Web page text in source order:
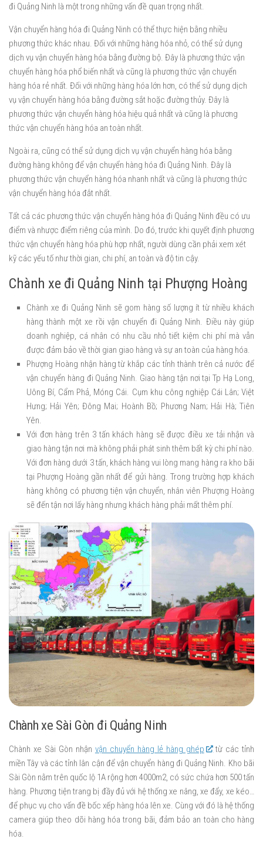
đi Quảng Ninh là một trong những vấn đề quan trọng nhất.
Vận chuyển hàng hóa đi Quảng Ninh có thể thực hiện bằng nhiều
phương thức khác nhau. Đối với những hàng hóa nhỏ, có thể sử dụng
dịch vụ vận chuyển hàng hóa bằng đường bộ. Đây là phương thức vận
chuyển hàng hóa phổ biến nhất và cũng là phương thức vận chuyển
hàng hóa rẻ nhất. Đối với những hàng hóa lớn hơn, có thể sử dụng dịch
vụ vận chuyển hàng hóa bằng đường sắt hoặc đường thủy. Đây là
phương thức vận chuyển hàng hóa hiệu quả nhất và cũng là phương
thức vận chuyển hàng hóa an toàn nhất.
Ngoài ra, cũng có thể sử dụng dịch vụ vận chuyển hàng hóa bằng
đường hàng không để vận chuyển hàng hóa đi Quảng Ninh. Đây là
phương thức vận chuyển hàng hóa nhanh nhất và cũng là phương thức
vận chuyển hàng hóa đắt nhất.
Tất cả các phương thức vận chuyển hàng hóa đi Quảng Ninh đều có ưu
điểm và nhược điểm riêng của mình. Do đó, trước khi quyết định phương
thức vận chuyển hàng hóa phù hợp nhất, người dùng cần phải xem xét
kỹ các yếu tố như thời gian, chi phí, an toàn và độ tin cậy.
Chành xe đi Quảng Ninh tại Phượng Hoàng
Chành xe đi Quảng Ninh sẽ gom hàng số lượng ít từ nhiều khách
hàng thành một xe rồi vận chuyển đi Quảng Ninh. Điều này giúp
doanh nghiệp, cá nhân có nhu cầu nhỏ tiết kiệm chi phí mà vẫn
được đảm bảo về thời gian giao hàng và sự an toàn của hàng hóa.
Phượng Hoàng nhận hàng từ khắp các tỉnh thành trên cả nước để
vận chuyển hàng đi Quảng Ninh. Giao hàng tận nơi tại Tp Hạ Long,
Uông Bí, Cẩm Phả, Móng Cái. Cụm khu công nghiệp Cái Lân; Việt
Hưng; Hải Yên; Đông Mai; Hoành Bồ; Phương Nam; Hải Hà; Tiên
Yên.
Với đơn hàng trên 3 tấn khách hàng sẽ được điều xe tải nhận và
giao hàng tận nơi mà không phải phát sinh thêm bất kỳ chi phí nào.
Với đơn hàng dưới 3 tấn, khách hàng vui lòng mang hàng ra kho bãi
tại Phượng Hoàng gần nhất để gửi hàng. Trong trường hợp khách
hàng không có phương tiện vận chuyển, nhân viên Phượng Hoàng
sẽ đến tận nơi lấy hàng nhưng khách hàng phải mất thêm phí.
Chành xe Sài Gòn đi Quảng Ninh
Chành xe Sài Gòn nhận vận chuyển hàng lẻ hàng ghép
từ các tỉnh
miền Tây và các tỉnh lân cận để vận chuyển hàng đi Quảng Ninh. Kho bãi
Sài Gòn nằm trên quốc lộ 1A rộng hơn 4000m2, có sức chứa hơn 500 tấn
hàng. Phương tiện trang bị đầy đủ với hệ thống xe nâng, xe đẩy, xe kéo…
để phục vụ cho vấn đề bốc xếp hàng hóa lên xe. Cùng với đó là hệ thống
camera giúp theo dõi hàng hóa trong bãi, đảm bảo an toàn cho hàng
hóa.